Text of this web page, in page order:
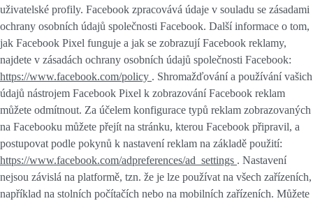
uživatelské profily. Facebook zpracovává údaje v souladu se zásadami
ochrany osobních údajů společnosti Facebook. Další informace o tom,
jak Facebook Pixel funguje a jak se zobrazují Facebook reklamy,
najdete v zásadách ochrany osobních údajů společnosti Facebook:
https://www.facebook.com/policy . Shromažďování a používání vašich
údajů nástrojem Facebook Pixel k zobrazování Facebook reklam
můžete odmítnout. Za účelem konfigurace typů reklam zobrazovaných
na Facebooku můžete přejít na stránku, kterou Facebook připravil, a
postupovat podle pokynů k nastavení reklam na základě použití:
https://www.facebook.com/adpreferences/ad_settings . Nastavení
nejsou závislá na platformě, tzn. že je lze používat na všech zařízeních,
například na stolních počítačích nebo na mobilních zařízeních. Můžete